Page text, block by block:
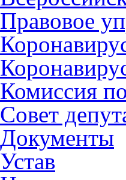
Правовое
Комиссия
Совет
Документы
Устав